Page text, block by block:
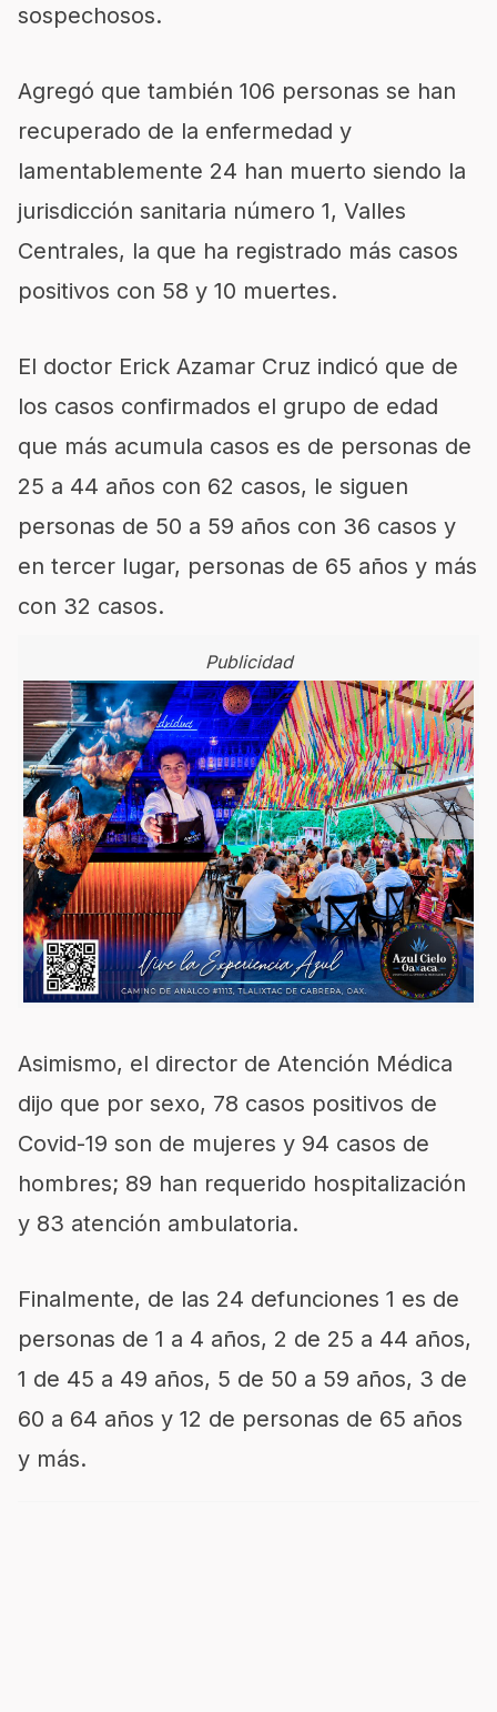
sospechosos.
Agregó que también 106 personas se han
recuperado de la enfermedad y
lamentablemente 24 han muerto siendo la
jurisdicción sanitaria número 1, Valles
Centrales, la que ha registrado más casos
positivos con 58 y 10 muertes.
El doctor Erick Azamar Cruz indicó que de
los casos confirmados el grupo de edad
que más acumula casos es de personas de
25 a 44 años con 62 casos, le siguen
personas de 50 a 59 años con 36 casos y
en tercer lugar, personas de 65 años y más
con 32 casos.
Publicidad
Asimismo, el director de Atención Médica
dijo que por sexo, 78 casos positivos de
Covid-19 son de mujeres y 94 casos de
hombres; 89 han requerido hospitalización
y 83 atención ambulatoria.
Finalmente, de las 24 defunciones 1 es de
personas de 1 a 4 años, 2 de 25 a 44 años,
1 de 45 a 49 años, 5 de 50 a 59 años, 3 de
60 a 64 años y 12 de personas de 65 años
y más.